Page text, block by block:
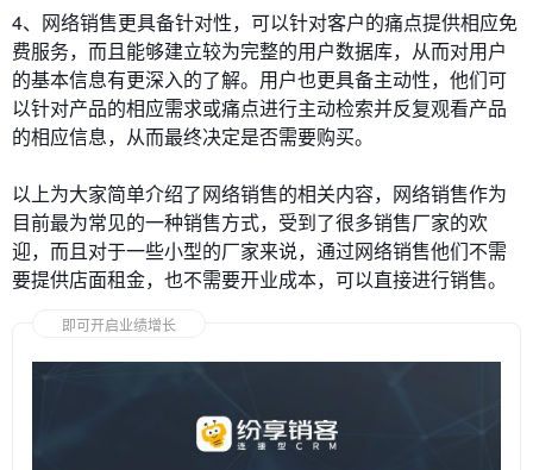
4、网络销售更具备针对性，可以针对客户的痛点提供相应免
费服务，而且能够建立较为完整的用户数据库，从而对用户
的基本信息有更深入的了解。用户也更具备主动性，他们可
以针对产品的相应需求或痛点进行主动检索并反复观看产品
的相应信息，从而最终决定是否需要购买。
以上为大家简单介绍了网络销售的相关内容，网络销售作为
目前最为常见的一种销售方式，受到了很多销售厂家的欢
迎，而且对于一些小型的厂家来说，通过网络销售他们不需
要提供店面租金，也不需要开业成本，可以直接进行销售。
即可开启业绩增长